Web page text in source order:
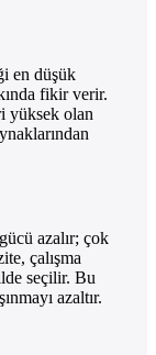
en düşük
fikir verir.
yüksek olan
azalır; çok
çalışma
seçilir. Bu
azaltır.